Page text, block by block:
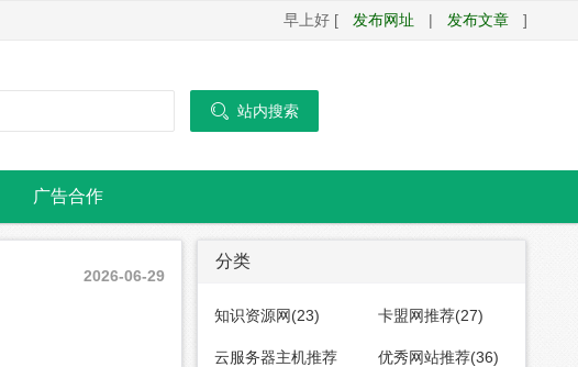
早上好 [ 发布网址 | 发布文章 ]
 站内搜索
广告合作
2026-06-29
分类
知识资源网(23) 卡盟网推荐(27)
云服务器主机推荐
优秀网站推荐(36)